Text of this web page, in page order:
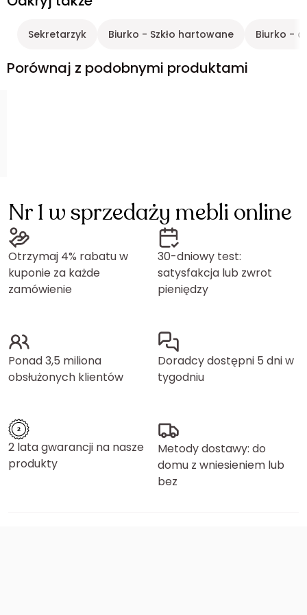
Sekretarzyk Biurko - Szkło hartowane Biurko -
Porównaj z podobnymi produktami
Nr 1 w sprzedaży mebli online
Otrzymaj 4% rabatu w
kuponie za każde
zamówienie
30-dniowy test:
satysfakcja lub zwrot
pieniędzy
Ponad 3,5 miliona
obsłużonych klientów
Doradcy dostępni 5 dni w
tygodniu
2 lata gwarancji na nasze
produkty
Metody dostawy: do
domu z wniesieniem lub
bez